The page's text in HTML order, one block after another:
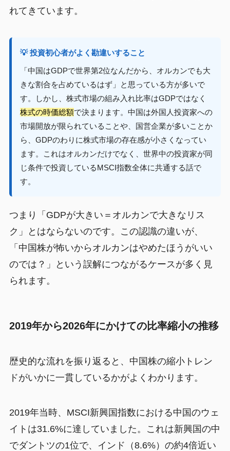
れてきています。
💡 投資初心者がよく勘違いすること
「中国はGDPで世界第2位なんだから、オルカンでも大
きな割合を占めているはず」と思っている方が多いで
す。しかし、株式市場の組み入れ比率はGDPではなく
株式の時価総額で決まります。中国は外国人投資家への
市場開放が限られていることや、国営企業が多いことか
ら、GDPのわりに株式市場の存在感が小さくなってい
ます。これはオルカンだけでなく、世界中の投資家が同
じ条件で投資しているMSCI指数全体に共通する話で
す。
つまり「GDPが大きい＝オルカンで大きなリス
ク」とはならないのです。この認識の違いが、
「中国株が怖いからオルカンはやめたほうがいい
のでは？」という誤解につながるケースが多く見
られます。
2019年から2026年にかけての比率縮小の推移
歴史的な流れを振り返ると、中国株の縮小トレン
ドがいかに一貫しているかがよくわかります。
2019年当時、MSCI新興国指数における中国のウェ
イトは31.6%に達していました。これは新興国の中
でダントツの1位で、インド（8.6%）の約4倍近い